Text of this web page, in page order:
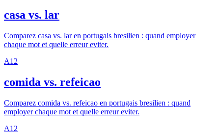
casa vs. lar
Comparez casa vs. lar en portugais bresilien : quand employer
chaque mot et quelle erreur eviter.
A1 2
comida vs. refeicao
Comparez comida vs. refeicao en portugais bresilien : quand
employer chaque mot et quelle erreur eviter.
A1 2